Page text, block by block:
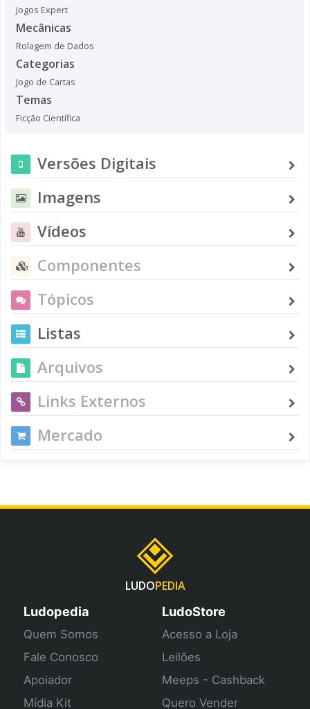
Jogos Expert
Mecânicas
Rolagem de Dados
Categorias
Jogo de Cartas
Temas
Ficção Científica
Versões Digitais
Imagens
Vídeos
Componentes
Tópicos
Listas
Arquivos
Links Externos
Mercado
LUDOPEDIA
Ludopedia
Quem Somos
Fale Conosco
Apoiador
Mídia Kit
LudoStore
Acesso a Loja
Leilões
Meeps - Cashback
Quero Vender